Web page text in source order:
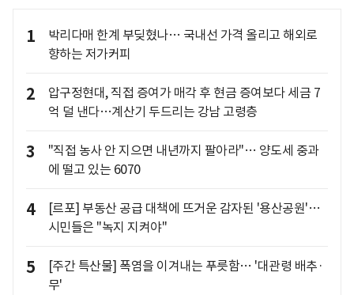
1
박리다매 한계 부딪혔나… 국내선 가격 올리고 해외로
향하는 저가커피
2
압구정현대, 직접 증여가 매각 후 현금 증여보다 세금 7
억 덜 낸다…계산기 두드리는 강남 고령층
3
"직접 농사 안 지으면 내년까지 팔아라"… 양도세 중과
에 떨고 있는 6070
4
[르포] 부동산 공급 대책에 뜨거운 감자된 '용산공원'…
시민들은 "녹지 지켜야"
5
[주간 특산물] 폭염을 이겨내는 푸릇함… '대관령 배추·
무'